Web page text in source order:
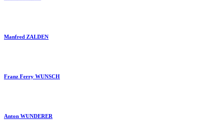
Manfred ZALDEN
Franz Ferry WUNSCH
Anton WUNDERER